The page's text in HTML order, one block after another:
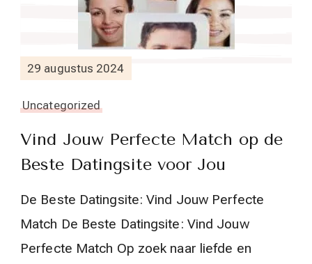
29 augustus 2024
Uncategorized
Vind Jouw Perfecte Match op de
Beste Datingsite voor Jou
De Beste Datingsite: Vind Jouw Perfecte
Match De Beste Datingsite: Vind Jouw
Perfecte Match Op zoek naar liefde en